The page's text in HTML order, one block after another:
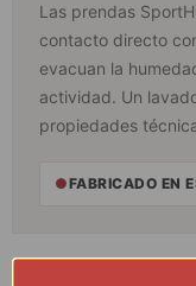
Las prendas
contacto directo
evacuan la
actividad. Un
propiedades
●FABRICADO EN